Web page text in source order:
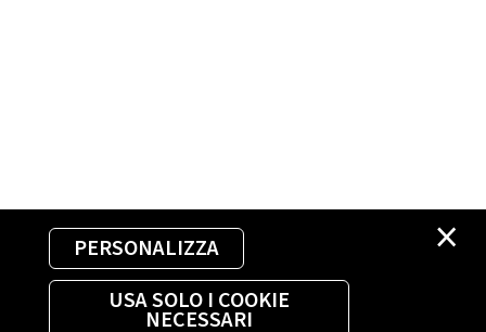
×
PERSONALIZZA
USA SOLO I COOKIE
NECESSARI